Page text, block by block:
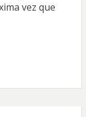
vez que